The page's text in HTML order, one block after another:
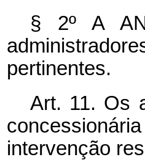
§ 2º A
pertinentes.
Art. 11. Os
intervenção